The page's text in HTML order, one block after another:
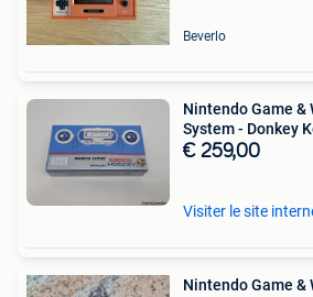
Beverlo
Nintendo Game &
System - Donkey
€ 259,00
Visiter le site
Nintendo Game &